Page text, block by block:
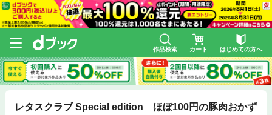
作品検索 カート はじめての方へ
レタスクラブ Special edition ほぼ100円の豚肉おかず